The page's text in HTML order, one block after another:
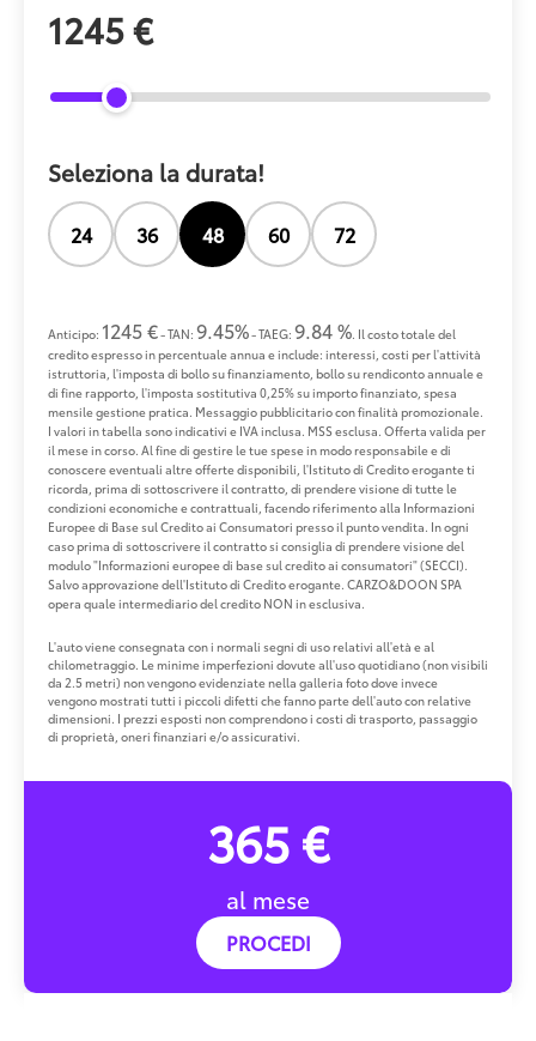
1245 €
Seleziona la durata!
24 36 48 60 72
Anticipo: 1245 €- TAN: 9.45%- TAEG: 9.84 %. Il costo totale del
credito espresso in percentuale annua e include: interessi, costi per l'attività
istruttoria, l'imposta di bollo su finanziamento, bollo su rendiconto annuale e
di fine rapporto, l'imposta sostitutiva 0,25% su importo finanziato, spesa
mensile gestione pratica. Messaggio pubblicitario con finalità promozionale.
I valori in tabella sono indicativi e IVA inclusa. MSS esclusa. Offerta valida per
il mese in corso. Al fine di gestire le tue spese in modo responsabile e di
conoscere eventuali altre offerte disponibili, l'Istituto di Credito erogante ti
ricorda, prima di sottoscrivere il contratto, di prendere visione di tutte le
condizioni economiche e contrattuali, facendo riferimento alla Informazioni
Europee di Base sul Credito ai Consumatori presso il punto vendita. In ogni
caso prima di sottoscrivere il contratto si consiglia di prendere visione del
modulo "Informazioni europee di base sul credito ai consumatori" (SECCI).
Salvo approvazione dell'Istituto di Credito erogante. CARZO&DOON SPA
opera quale intermediario del credito NON in esclusiva.
L'auto viene consegnata con i normali segni di uso relativi all'età e al
chilometraggio. Le minime imperfezioni dovute all'uso quotidiano (non visibili
da 2.5 metri) non vengono evidenziate nella galleria foto dove invece
vengono mostrati tutti i piccoli difetti che fanno parte dell'auto con relative
dimensioni. I prezzi esposti non comprendono i costi di trasporto, passaggio
di proprietà, oneri finanziari e/o assicurativi.
365 €
al mese
PROCEDI